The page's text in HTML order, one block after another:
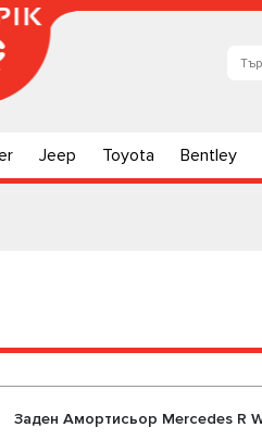
Jeep Toyota Bentley
Заден Амортисьор Mercedes R